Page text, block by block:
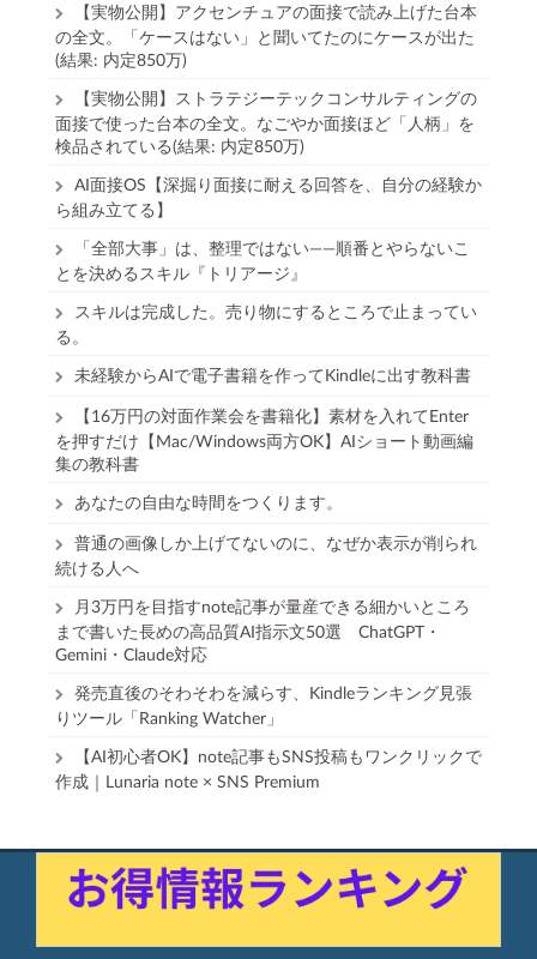
【実物公開】アクセンチュアの面接で読み上げた台本
の全文。「ケースはない」と聞いてたのにケースが出た
(結果: 内定850万)
【実物公開】ストラテジーテックコンサルティングの
面接で使った台本の全文。なごやか面接ほど「人柄」を
検品されている(結果: 内定850万)
AI面接OS【深掘り面接に耐える回答を、自分の経験か
ら組み立てる】
「全部大事」は、整理ではない——順番とやらないこ
とを決めるスキル『トリアージ』
スキルは完成した。売り物にするところで止まってい
る。
未経験からAIで電子書籍を作ってKindleに出す教科書
【16万円の対面作業会を書籍化】素材を入れてEnter
を押すだけ【Mac/Windows両方OK】AIショート動画編
集の教科書
あなたの自由な時間をつくります。
普通の画像しか上げてないのに、なぜか表示が削られ
続ける人へ
月3万円を目指すnote記事が量産できる細かいところ
まで書いた長めの高品質AI指示文50選 ChatGPT・
Gemini・Claude対応
発売直後のそわそわを減らす、Kindleランキング見張
りツール「Ranking Watcher」
【AI初心者OK】note記事もSNS投稿もワンクリックで
作成｜Lunaria note × SNS Premium